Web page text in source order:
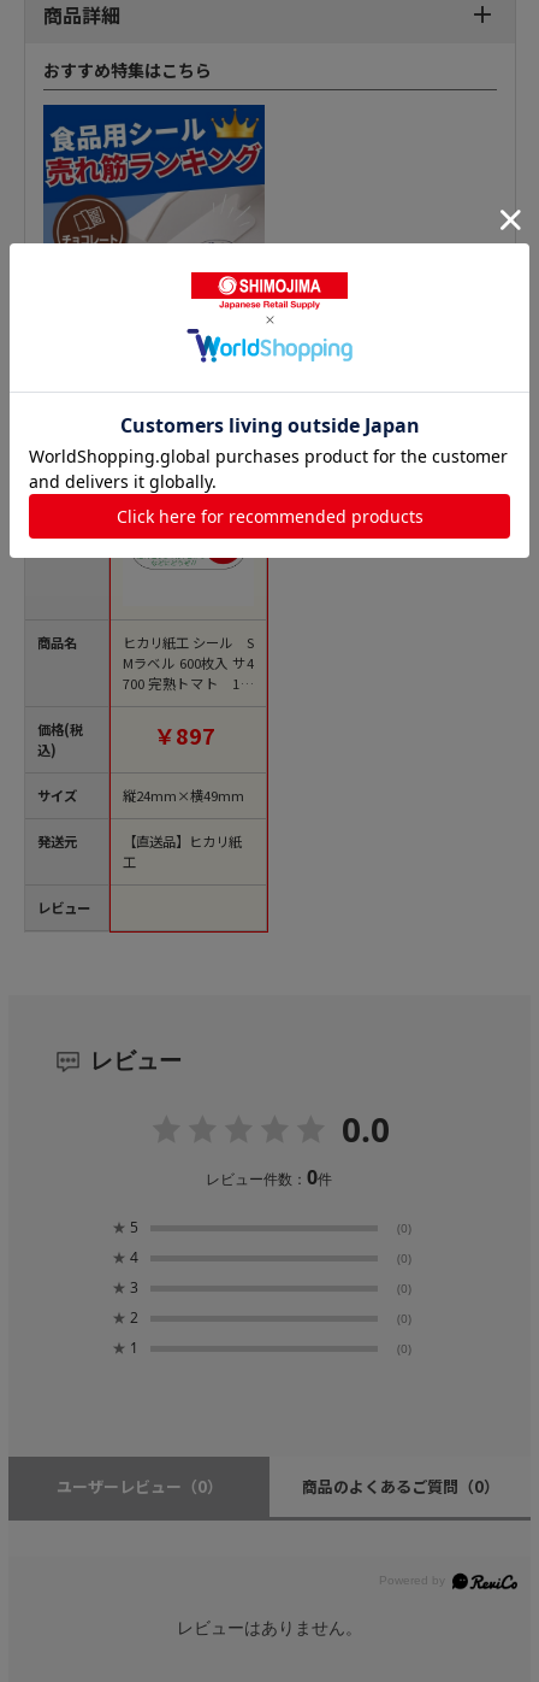
商品詳細
おすすめ特集はこちら
青果シールの人気商品との比較
商品名
価格(税
込)
サイズ
発送元
レビュー
ヒカリ紙工 シール S
Mラベル 600枚入 サ4
700 完熟トマト 1袋
（ご注文単位1袋）
￥897
縦24mm×横49mm
【直送品】ヒカリ紙
工
レビュー
0.0
レビュー件数：0件
★ 5 (0)
★ 4 (0)
★ 3 (0)
★ 2 (0)
★ 1 (0)
ユーザーレビュー （0） 商品のよくあるご質問 （0）
レビューはありません。